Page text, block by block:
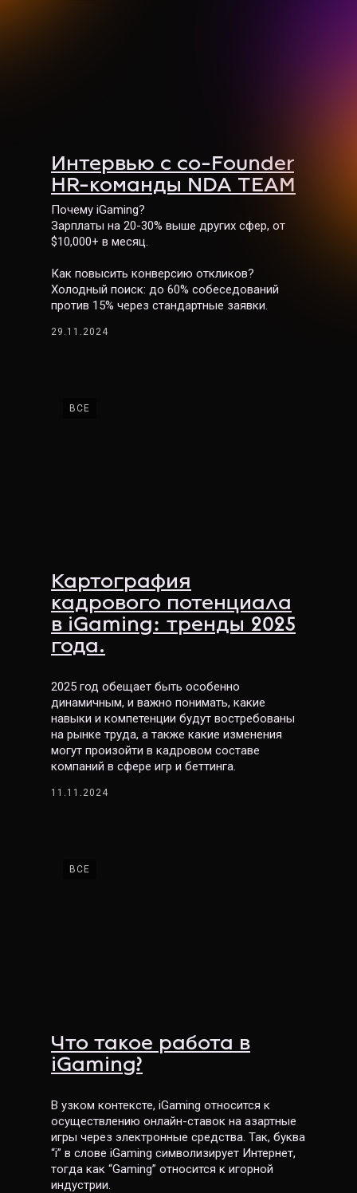
Интервью с co-Founder
HR-команды NDA TEAM
Почему iGaming?
Зарплаты на 20-30% выше других сфер, от
$10,000+ в месяц.
Как повысить конверсию откликов?
Холодный поиск: до 60% собеседований
против 15% через стандартные заявки.
29.11.2024
ВСЕ
Картография
кадрового потенциала
в iGaming: тренды 2025
года.
2025 год обещает быть особенно
динамичным, и важно понимать, какие
навыки и компетенции будут востребованы
на рынке труда, а также какие изменения
могут произойти в кадровом составе
компаний в сфере игр и беттинга.
11.11.2024
ВСЕ
Что такое работа в
iGaming?
В узком контексте, iGaming относится к
осуществлению онлайн-ставок на азартные
игры через электронные средства. Так, буква
“i” в слове iGaming символизирует Интернет,
тогда как “Gaming” относится к игорной
индустрии.